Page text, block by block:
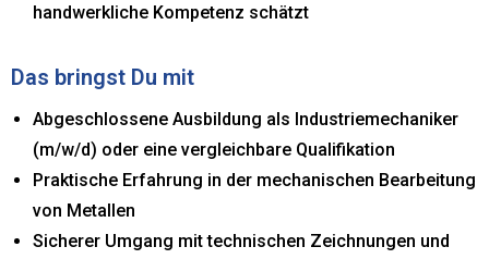
handwerkliche Kompetenz schätzt
Das bringst Du mit
Abgeschlossene Ausbildung als Industriemechaniker
(m/w/d) oder eine vergleichbare Qualifikation
Praktische Erfahrung in der mechanischen Bearbeitung
von Metallen
Sicherer Umgang mit technischen Zeichnungen und